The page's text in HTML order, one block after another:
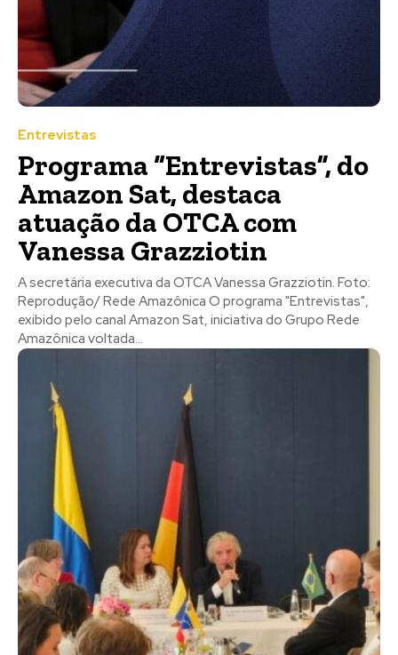
Entrevistas
Programa “Entrevistas”, do
Amazon Sat, destaca
atuação da OTCA com
Vanessa Grazziotin
A secretária executiva da OTCA Vanessa Grazziotin. Foto:
Reprodução/ Rede Amazônica O programa "Entrevistas",
exibido pelo canal Amazon Sat, iniciativa do Grupo Rede
Amazônica voltada...